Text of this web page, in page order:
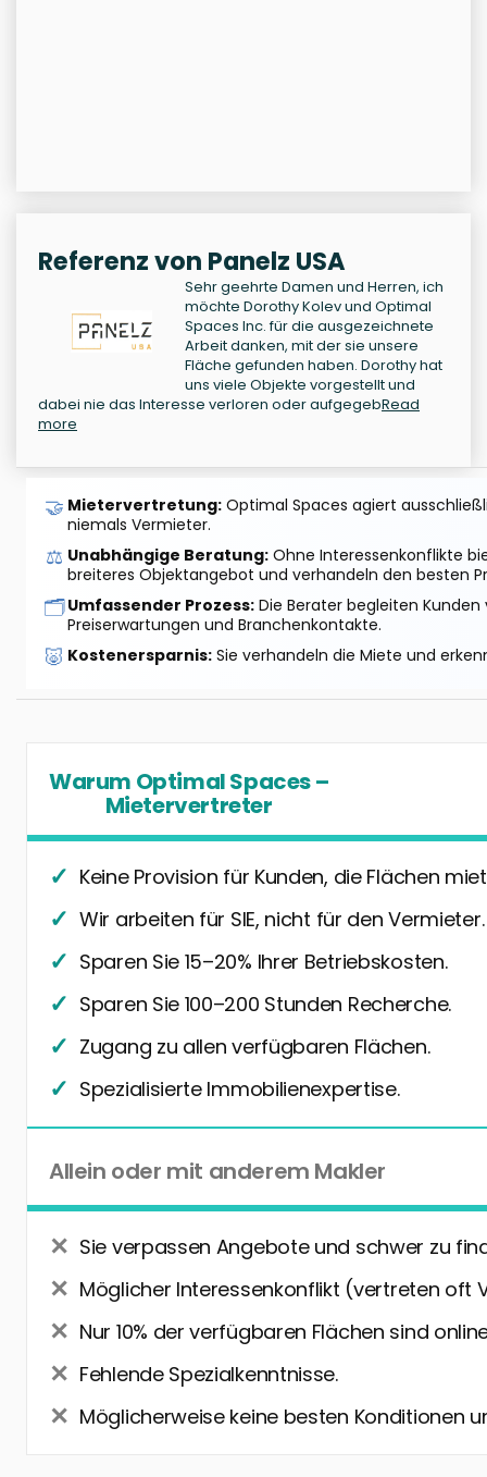
Referenz von Panelz USA
Sehr geehrte Damen und Herren, ich
möchte Dorothy Kolev und Optimal
Spaces Inc. für die ausgezeichnete
Arbeit danken, mit der sie unsere
Fläche gefunden haben. Dorothy hat
uns viele Objekte vorgestellt und
dabei nie das Interesse verloren oder aufgegebRead
more
🤝 Mietervertretung: Optimal Spaces agiert
niemals Vermieter.
⚖️ Unabhängige Beratung: Ohne Interessenkonflikte
breiteres Objektangebot und verhandeln den besten
🗂️Umfassender Prozess: Die Berater begleiten Kunden
Preiserwartungen und Branchenkontakte.
🐷 Kostenersparnis: Sie verhandeln die Miete und
Warum Optimal Spaces –
Mietervertreter
Keine Provision für Kunden, die Flächen
Wir arbeiten für SIE, nicht für den Vermieter.
Sparen Sie 15–20% Ihrer Betriebskosten.
Sparen Sie 100–200 Stunden Recherche.
Zugang zu allen verfügbaren Flächen.
Spezialisierte Immobilienexpertise.
Allein oder mit anderem Makler
Sie verpassen Angebote und schwer zu
Möglicher Interessenkonflikt (vertreten oft
Nur 10% der verfügbaren Flächen sind
Fehlende Spezialkenntnisse.
Möglicherweise keine besten Konditionen